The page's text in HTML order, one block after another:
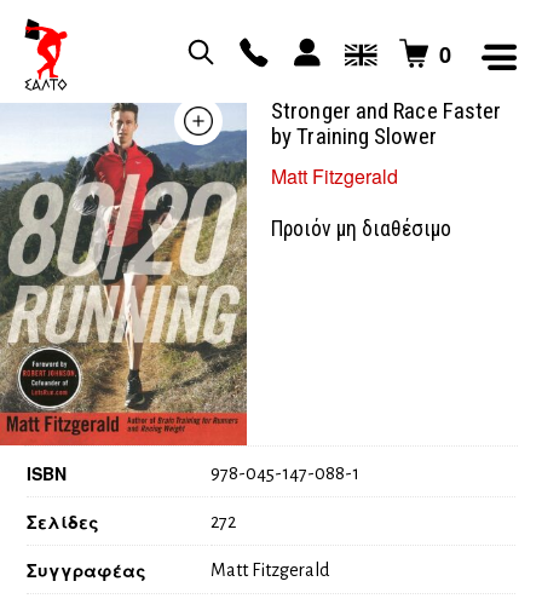
0
Stronger and Race Faster
by Training Slower
Matt Fitzgerald
Προιόν μη διαθέσιμο
ISBN 978-045-147-088-1
Σελίδες 272
Συγγραφέας Matt Fitzgerald